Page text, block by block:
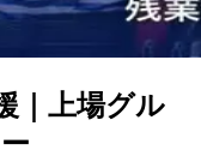
｜上場グル